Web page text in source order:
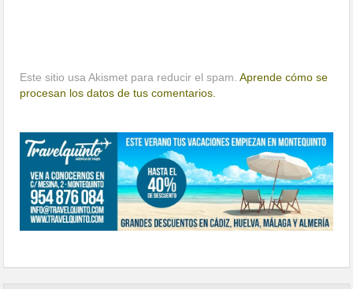
Este sitio usa Akismet para reducir el spam.Aprende cómo se
procesan los datos de tus comentarios.